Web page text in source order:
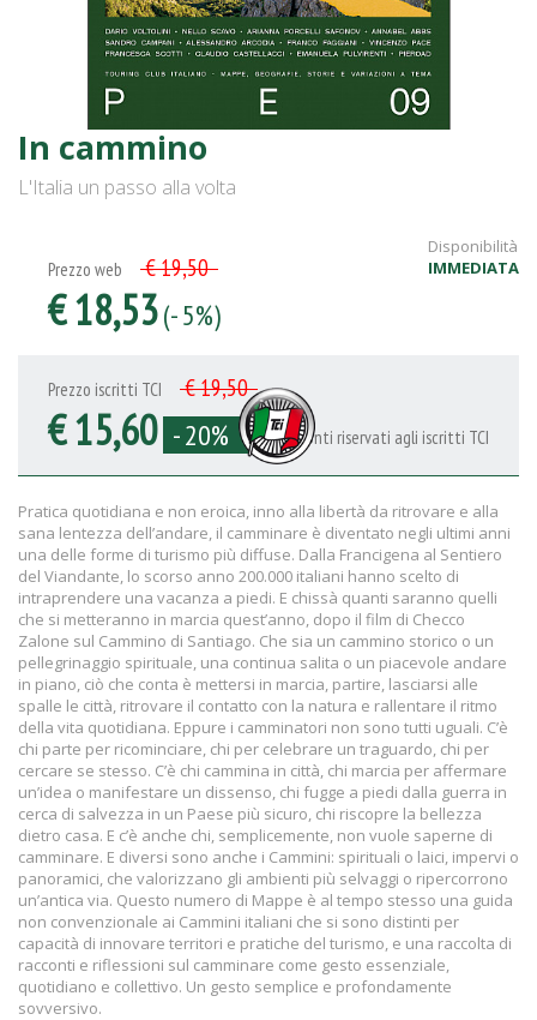
In cammino
L'Italia un passo alla volta
Disponibilità
IMMEDIATA
Prezzo web € 19,50
€ 18,53(- 5%)
Prezzo iscritti TCI € 19,50
€ 15,60 - 20% Sconti riservati agli iscritti TCI
Pratica quotidiana e non eroica, inno alla libertà da ritrovare e alla
sana lentezza dell’andare, il camminare è diventato negli ultimi anni
una delle forme di turismo più diffuse. Dalla Francigena al Sentiero
del Viandante, lo scorso anno 200.000 italiani hanno scelto di
intraprendere una vacanza a piedi. E chissà quanti saranno quelli
che si metteranno in marcia quest’anno, dopo il film di Checco
Zalone sul Cammino di Santiago. Che sia un cammino storico o un
pellegrinaggio spirituale, una continua salita o un piacevole andare
in piano, ciò che conta è mettersi in marcia, partire, lasciarsi alle
spalle le città, ritrovare il contatto con la natura e rallentare il ritmo
della vita quotidiana. Eppure i camminatori non sono tutti uguali. C’è
chi parte per ricominciare, chi per celebrare un traguardo, chi per
cercare se stesso. C’è chi cammina in città, chi marcia per affermare
un’idea o manifestare un dissenso, chi fugge a piedi dalla guerra in
cerca di salvezza in un Paese più sicuro, chi riscopre la bellezza
dietro casa. E c’è anche chi, semplicemente, non vuole saperne di
camminare. E diversi sono anche i Cammini: spirituali o laici, impervi o
panoramici, che valorizzano gli ambienti più selvaggi o ripercorrono
un’antica via. Questo numero di Mappe è al tempo stesso una guida
non convenzionale ai Cammini italiani che si sono distinti per
capacità di innovare territori e pratiche del turismo, e una raccolta di
racconti e riflessioni sul camminare come gesto essenziale,
quotidiano e collettivo. Un gesto semplice e profondamente
sovversivo.